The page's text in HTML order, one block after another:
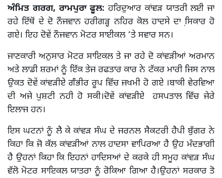
ਅੰਮਿਤ ਗਰਗ, ਰਾਮਪੁਰਾ ਫੂਲ: ਹਰਿਦੁਆਰ ਕਾਂਵੜ ਯਾਤਰੀ ਲਈ ਜਾ
ਰਹੇ ਇੱਥੋਂ ਦੇ ਦੋ ਨੌਜਵਾਨ ਹਰੀਗੜ੍ਹ ਨਹਿਰ ਕੋਲ ਹਾਦਸੇ ਦਾ ਸਿ਼ਕਾਰ ਹੋ
ਗਏ। ਇਹ ਦੋਵੇਂ ਨੌਜਵਾਨ ਮੋਟਰ ਸਾਈਕਲ ‘ਤੇ ਸਵਾਰ ਸਨ।
ਜਾਣਕਾਰੀ ਅਨੁਸਾਰ ਮੋਟਰ ਸਾਇਕਲ ਤੇ ਜਾ ਰਹੇ ਦੋ ਕਾਂਵੜੀਆਂ ਅਰਮਾਨ
ਅਤੇ ਲਾਡੀ ਸ਼ਰਮਾਂ ਨੂੰ ਇੱਕ ਤੇਜ ਰਫਤਾਰ ਕਾਰ ਨੇ ਟੱਕਰ ਮਾਰੀ ਜਿਸ ਨਾਲ
ਉਕਤ ਦੋਵੇਂ ਕਾਂਵੜੀਏ ਗੰੰਭੀਰ ਰੂਪ ਵਿੱਚ ਜਖਮੀ ਹੋ ਗਏ ।ਬਾਕੀ ਵੇਰਵਿਆ
ਦੀ ਅਜੇ ਪੁਸ਼ਟੀ ਨਹੀ ਹੋ ਸਕੀ।ਦੋਵੇਂ ਕਾਂਵੜੀਏ ਹਸਪਤਾਲ ਵਿੱਚ ਜੇਰੇ
ਇਲਾਜ ਹਨ।
ਇਸ ਘਟਨਾਂ ਨੂੰ ਲੈ ਕੇ ਕਾਂਵੜ ਸੰਘ ਦੇ ਜਰਨਲ ਸੈਕਟਰੀ ਹੈਪੀ ਬੁੱਗਰ ਨੇ
ਕਿਹਾ ਕਿ ਜੋ ਕੱਲ ਕਾਂਵੜੀਆਂ ਨਾਲ ਹਾਦਸਾ ਵਾਪਿਰਆ ਹੈ ਉਹ ਮੰਦਭਾਗੀ
ਹੈ ਉਹਨਾਂ ਕਿਹਾ ਕਿ ਇਹਨਾਂ ਹਾਦਿਸਆਂ ਦੇ ਕਰਕੇ ਹੀ ਸਮੂਹ ਕਾਂਵੜ ਸੰਘ
ਵੱਲੋ ਮੋਟਰ ਸਾਇਕਲ ਯਾਤਰਾ ਨੂੰ ਰੋਕਿਆ ਗਿਆ ਹੈ।ਉਹਨਾਂ ਸਰਕਾਰ ਤੋ